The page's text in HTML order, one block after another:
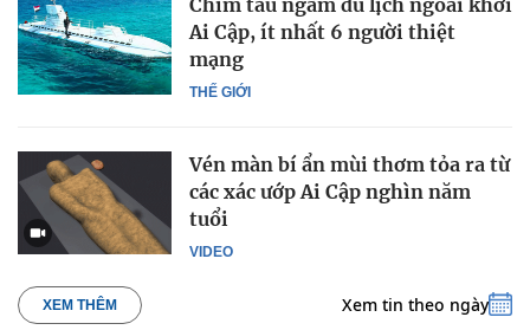
THẾ GIỚI
Chìm tàu ngầm du lịch ngoài khơi
Ai Cập, ít nhất 6 người thiệt
mạng
VIDEO
Vén màn bí ẩn mùi thơm tỏa ra từ
các xác ướp Ai Cập nghìn năm
tuổi
XEM THÊM Xem tin theo ngày